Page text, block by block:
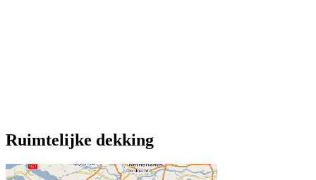
Ruimtelijke dekking